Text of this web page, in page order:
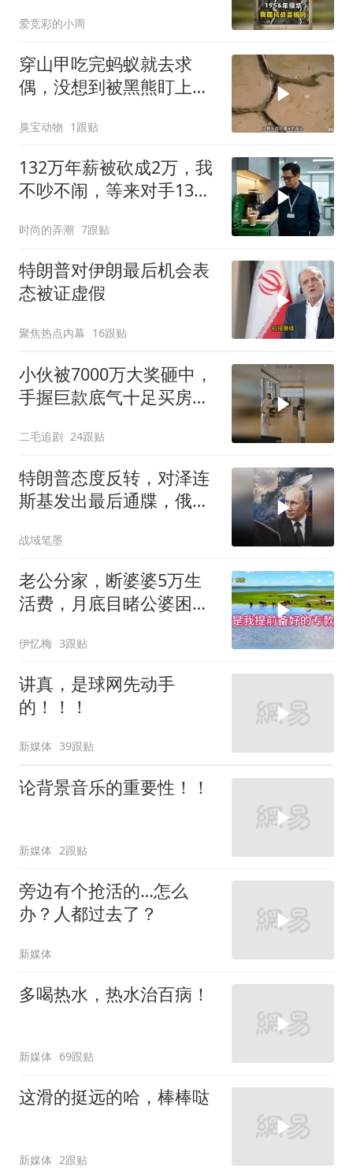
爱竞彩的小周
穿山甲吃完蚂蚁就去求
偶，没想到被黑熊盯上
臭宝动物 1跟贴
132万年薪被砍成2万，我
不吵不闹，等来对手13倍
时尚的弄潮 7跟贴
特朗普对伊朗最后机会表
态被证虚假
聚焦热点内幕 16跟贴
小伙被7000万大奖砸中，
手握巨款底气十足买房不
二毛追剧 24跟贴
特朗普态度反转，对泽连
斯基发出最后通牒，俄乌
战域笔墨
老公分家，断婆婆5万生
活费，月底目睹公婆困
伊忆梅 3跟贴
讲真，是球网先动手
的！！！
新媒体 39跟贴
论背景音乐的重要性！！
新媒体 2跟贴
旁边有个抢活的…怎么
办？人都过去了？
新媒体
多喝热水，热水治百病！
新媒体 69跟贴
这滑的挺远的哈，棒棒哒
新媒体 2跟贴